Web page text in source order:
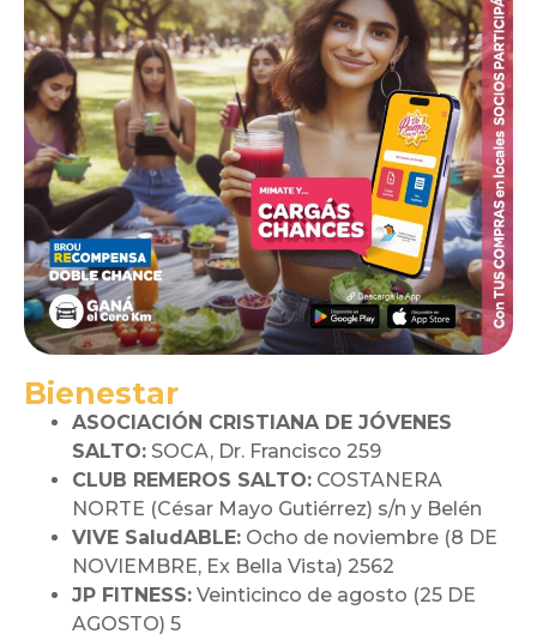
Bienestar
ASOCIACIÓN CRISTIANA DE JÓVENES
SALTO: SOCA, Dr. Francisco 259
CLUB REMEROS SALTO: COSTANERA
NORTE (César Mayo Gutiérrez) s/n y Belén
VIVE SaludABLE: Ocho de noviembre (8 DE
NOVIEMBRE, Ex Bella Vista) 2562
JP FITNESS: Veinticinco de agosto (25 DE
AGOSTO) 5